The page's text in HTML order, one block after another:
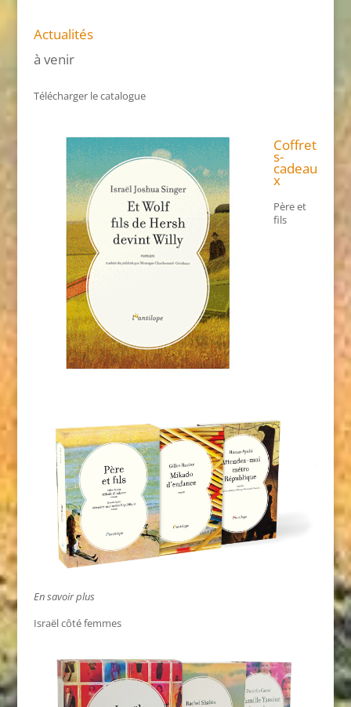
Actualités
à venir
Télécharger le catalogue
Coffret
s-
cadeau
x
Père et
fils
En savoir plus
Israël côté femmes